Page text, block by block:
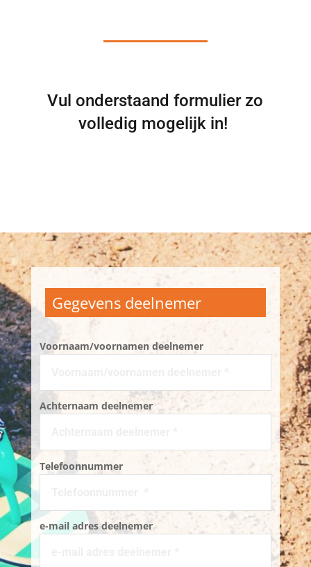
Vul onderstaand formulier zo
volledig mogelijk in!
Gegevens deelnemer
Voornaam/voornamen deelnemer
Achternaam deelnemer
Telefoonnummer
e-mail adres deelnemer